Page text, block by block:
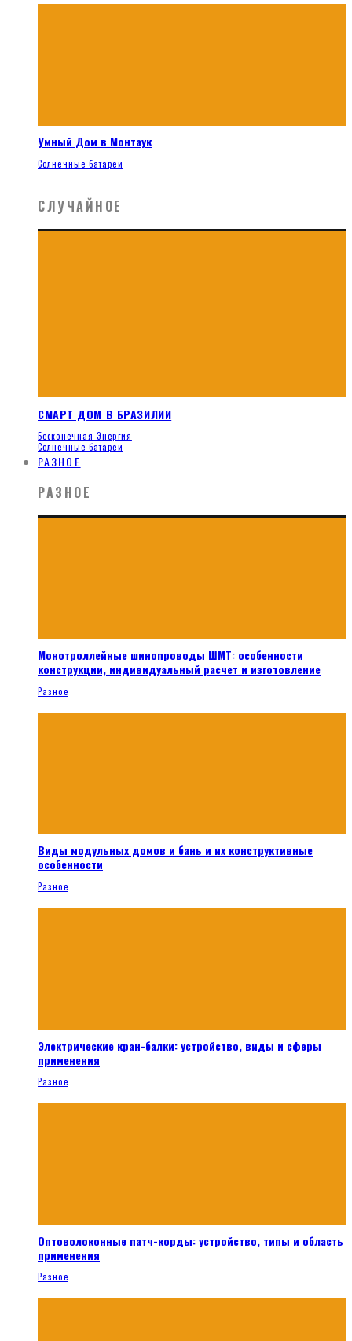
Умный Дом в Монтаук
Солнечные батареи
СЛУЧАЙНОЕ
СМАРТ ДОМ В БРАЗИЛИИ
Бесконечная Энергия
Солнечные батареи
РАЗНОЕ
РАЗНОЕ
Монотроллейные шинопроводы ШМТ: особенности
конструкции, индивидуальный расчет и изготовление
Разное
Виды модульных домов и бань и их конструктивные
особенности
Разное
Электрические кран-балки: устройство, виды и сферы
применения
Разное
Оптоволоконные патч-корды: устройство, типы и область
применения
Разное